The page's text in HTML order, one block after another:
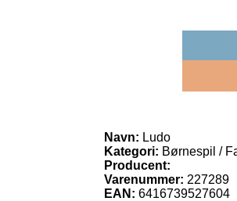
Navn: Ludo
Kategori: Børnespil /
Producent:
Varenummer: 227289
EAN: 6416739527604